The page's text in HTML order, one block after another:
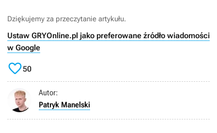
Dziękujemy za przeczytanie artykułu.
Ustaw GRYOnline.pl jako preferowane źródło wiadomości
w Google
50
Autor:
Patryk Manelski